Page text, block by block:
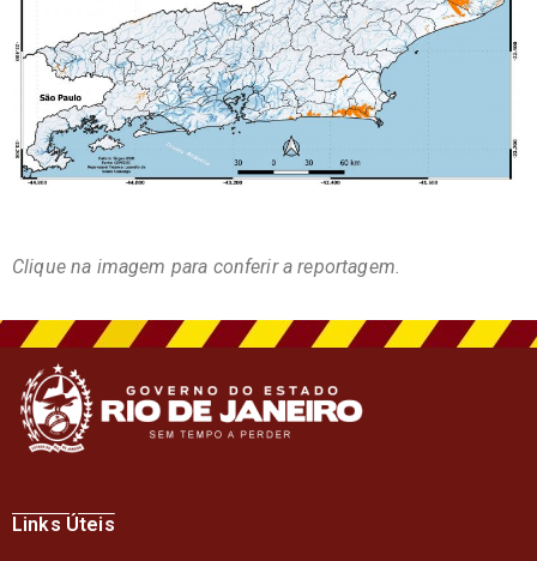
Clique na imagem para conferir a reportagem.
Links Úteis